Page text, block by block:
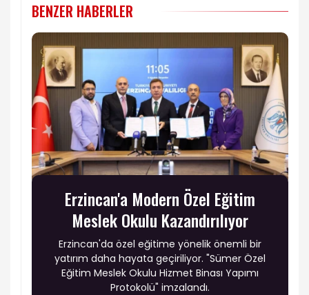
BENZER HABERLER
Erzincan'a Modern Özel Eğitim
Meslek Okulu Kazandırılıyor
Erzincan'da özel eğitime yönelik önemli bir
yatırım daha hayata geçiriliyor. "Sümer Özel
Eğitim Meslek Okulu Hizmet Binası Yapımı
Protokolü" imzalandı.